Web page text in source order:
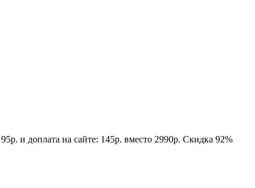
и доплата на сайте: 145р. вместо 2990р. Скидка 92%